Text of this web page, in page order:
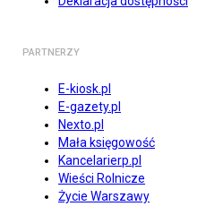
PARTNERZY
E-kiosk.pl
E-gazety.pl
Nexto.pl
Mała księgowość
Kancelarierp.pl
Wieści Rolnicze
Życie Warszawy